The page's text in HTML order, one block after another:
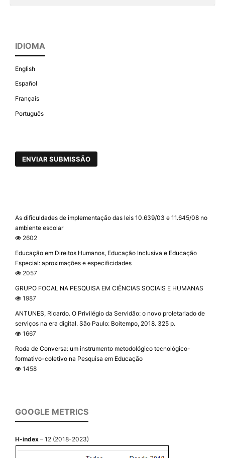
IDIOMA
English
Español
Français
Português
ENVIAR SUBMISSÃO
As dificuldades de implementação das leis 10.639/03 e 11.645/08 no
ambiente escolar
2602
Educação em Direitos Humanos, Educação Inclusiva e Educação
Especial: aproximações e especificidades
2057
GRUPO FOCAL NA PESQUISA EM CIÊNCIAS SOCIAIS E HUMANAS
1987
ANTUNES, Ricardo. O Privilégio da Servidão: o novo proletariado de
serviços na era digital. São Paulo: Boitempo, 2018. 325 p.
1667
Roda de Conversa: um instrumento metodológico tecnológico-
formativo-coletivo na Pesquisa em Educação
1458
GOOGLE METRICS
H-index – 12 (2018-2023)